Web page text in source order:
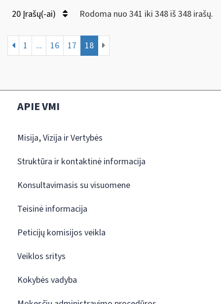
20 Įrašų(-ai) Rodoma nuo 341 iki 348 iš 348 irašų.
1 ... 16 17 18
APIE VMI
Misija, Vizija ir Vertybės
Struktūra ir kontaktinė informacija
Konsultavimasis su visuomene
Teisinė informacija
Peticijų komisijos veikla
Veiklos sritys
Kokybės vadyba